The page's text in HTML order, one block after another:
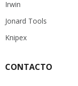
Irwin
Jonard Tools
Knipex
CONTACTO